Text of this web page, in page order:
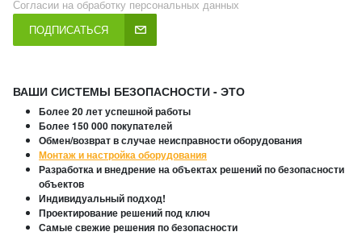
Согласии на обработку персональных данных
ПОДПИСАТЬСЯ
ВАШИ СИСТЕМЫ БЕЗОПАСНОСТИ - ЭТО
Более 20 лет успешной работы
Более 150 000 покупателей
Обмен/возврат в случае неисправности оборудования
Монтаж и настройка оборудования
Разработка и внедрение на объектах решений по безопасности
объектов
Индивидуальный подход!
Проектирование решений под ключ
Самые свежие решения по безопасности